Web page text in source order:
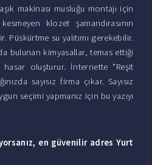
makinası musluğu montajı için
klozet şamandırasının
Püskürtme su yalıtımı gerekebilir.
bulunan kimyasallar, temas ettiği
hasar oluşturur. İnternette "Reşit
sayısız firma çıkar. Sayısız
seçimi yapmanız için bu yazıyı
en güvenilir adres Yurt